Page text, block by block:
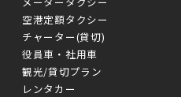
空港定額タクシー
チャーター(貸切)
役員車・社用車
観光/貸切プラン
レンタカー